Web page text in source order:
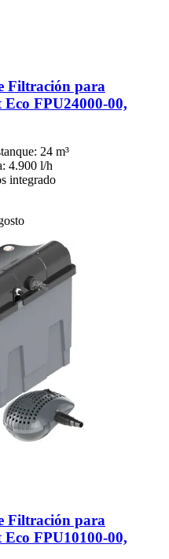
Filtración para
FPU24000-​00,
24 m³
4.900 l/h
integrado
Filtración para
FPU10100-​00,